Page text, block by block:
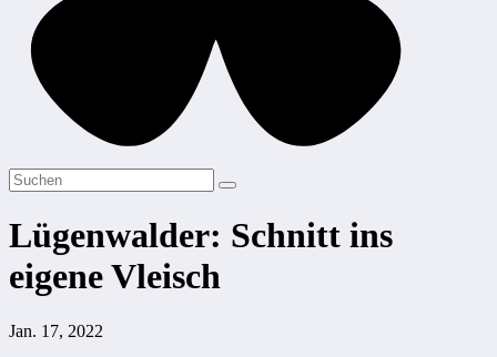
Lügenwalder: Schnitt ins
eigene Vleisch
Jan. 17, 2022